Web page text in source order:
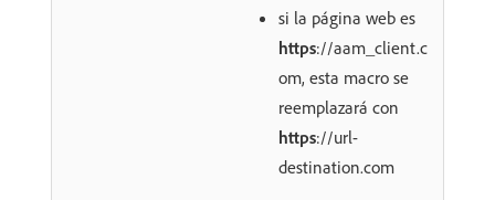
si la página web es
https://aam_client.c
om, esta macro se
reemplazará con
https://url-
destination.com